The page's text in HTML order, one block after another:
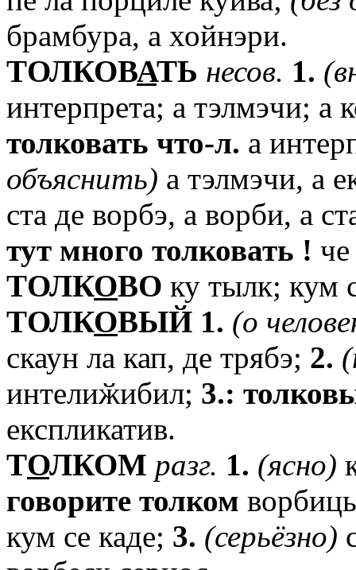
брамбура, а хойнэри.
TОЛКОВАТЬ несов. 1.
интерпрета; а тэлмэчи; а
толковать что-л. а
объяснить) а тэлмэчи, а
ста де ворбэ, а ворби, а
тут много толковать !
TОЛКОВО ку тылк; кум
TОЛКОВЫЙ 1. (о
скаун ла кап, де трябэ; 2.
интелиӂибил; 3.:
експликатив.
TОЛКОМ разг. 1. (ясно)
говорите толком
кум се каде; 3. (серьёзно)